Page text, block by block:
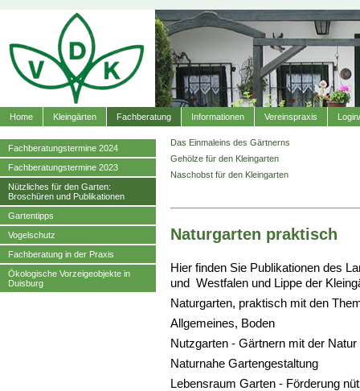
Home Kleingärten Fachberatung Informationen Vereinspraxis
Das Einmaleins des Gärtnerns
Gehölze für den Kleingarten
Naschobst für den Kleingarten
Naturgarten praktisch
Hier finden Sie Publikationen des
und Westfalen und Lippe der
Naturgarten, praktisch mit den
Allgemeines, Boden
Nutzgarten - Gärtnern mit der Natur
Naturnahe Gartengestaltung
Lebensraum Garten - Förderung
Fachberatungstermine 2024
Fachberatungstermine 2023
Nützliches für den Garten:
Broschüren und Publikationen
Gartentipps
Vogelschutz
Fachberatung in der Praxis
Ökologische Vorzeigeobjekte in
Duisburg